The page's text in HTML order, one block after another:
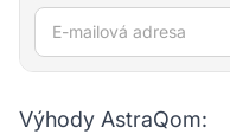
E-mailová adresa
Výhody AstraQom: